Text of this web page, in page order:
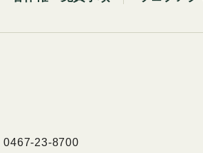
0467-23-8700